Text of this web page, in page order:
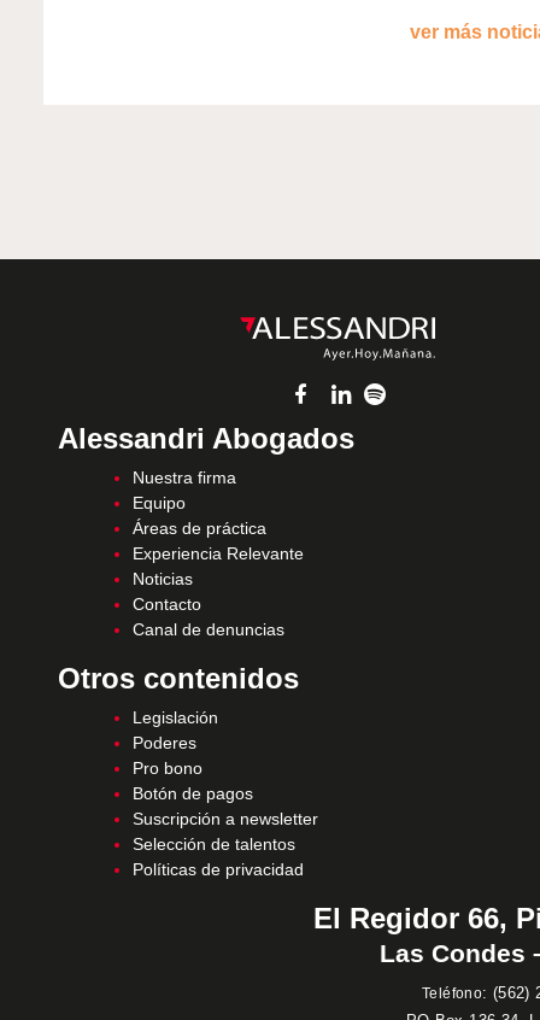
ver más
Alessandri Abogados
Nuestra firma
Equipo
Áreas de práctica
Experiencia Relevante
Noticias
Contacto
Canal de denuncias
Otros contenidos
Legislación
Poderes
Pro bono
Botón de pagos
Suscripción a newsletter
Selección de talentos
Políticas de privacidad
El Regidor 66,
Las Condes
Teléfono: (562)